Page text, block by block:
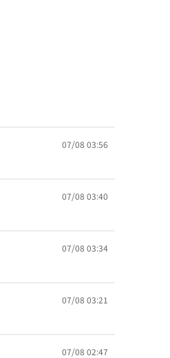
07/08 03:56
07/08 03:40
07/08 03:34
07/08 03:21
07/08 02:47